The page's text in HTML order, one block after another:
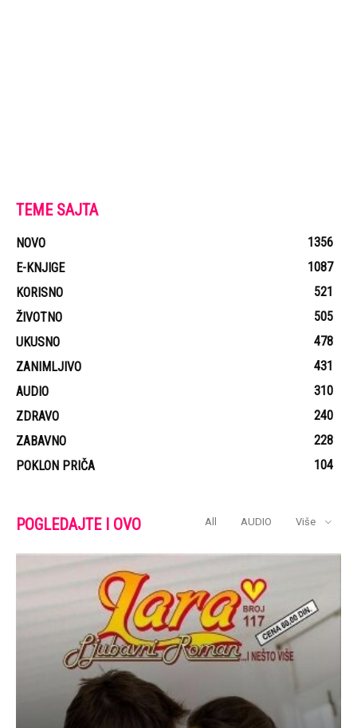
TEME SAJTA
NOVO
1356
E-KNJIGE
1087
KORISNO
521
ŽIVOTNO
505
UKUSNO
478
ZANIMLJIVO
431
AUDIO
310
ZDRAVO
240
ZABAVNO
228
POKLON PRIČA
104
POGLEDAJTE I OVO All AUDIO Više